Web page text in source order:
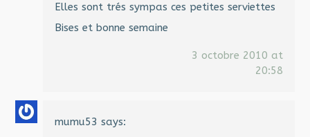
Elles sont trés sympas ces petites serviettes
Bises et bonne semaine
3 octobre 2010 at
20:58
mumu53 says: